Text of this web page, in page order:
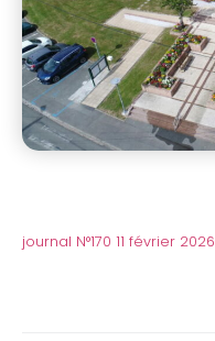
journal N°170 11 février 2026